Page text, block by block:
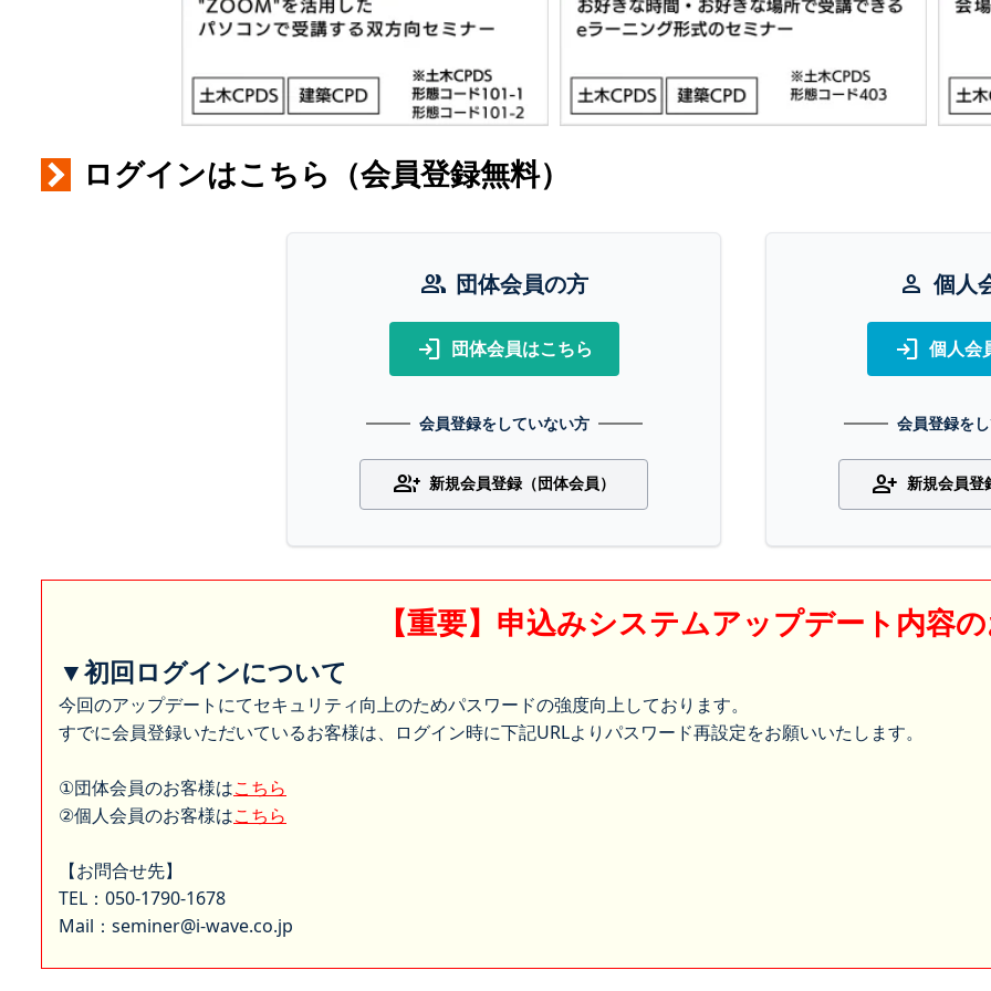
ログインはこちら（会員登録無料）
group 団体会員の方
login 団体会員はこちら
会員登録をしていない方
group_add 新規会員登録（団体会員）
person 個人
login 個人会
会員登録を
person_add 新規会員登
【重要】申込みシステムアップデート内容
▼初回ログインについて
今回のアップデートにてセキュリティ向上のためパスワードの強度向上しております。
すでに会員登録いただいているお客様は、ログイン時に下記URLよりパスワード再設定をお願いいたします。
①団体会員のお客様はこちら
②個人会員のお客様はこちら
【お問合せ先】
TEL：050-1790-1678
Mail：seminer@i-wave.co.jp